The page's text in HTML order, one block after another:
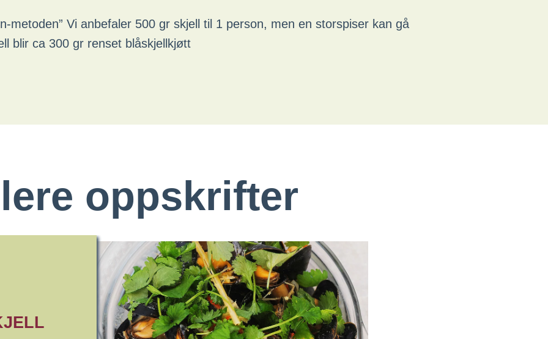
metoden” Vi anbefaler 500 gr skjell til 1 person, men en storspiser kan gå
blir ca 300 gr renset blåskjellkjøtt
oppskrifter